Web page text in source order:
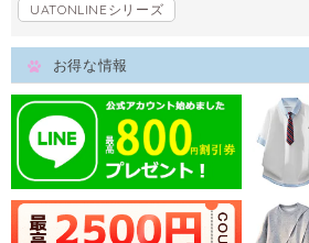
UATONLINEシリーズ
お得な情報